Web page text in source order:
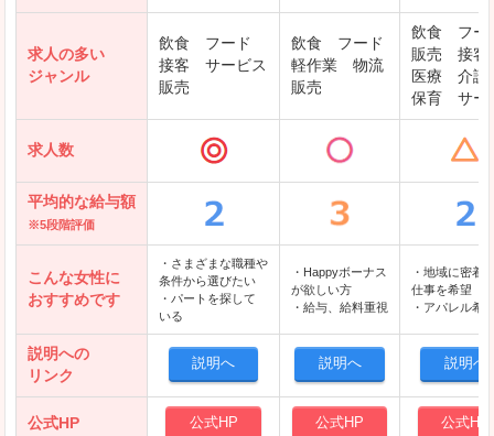
クリーデンス
テンプスタッフ
アパレル転職なび
求人の多い
ジャンル
飲食 フード
接客 サービス
販売
飲食 フード
軽作業 物流
販売
飲食 フー
販売 接客
医療 介護
保育 サー
求人数
平均的な給与額
※5段階評価
こんな女性に
おすすめです
・さまざまな職種や
条件から選びたい
・パートを探して
いる
・Happyボーナス
が欲しい方
・給与、給料重視
・地域に密着
仕事を希望
・アパレル希
説明への
リンク
説明へ 説明へ 説明へ
公式HP 公式HP 公式HP 公式HP